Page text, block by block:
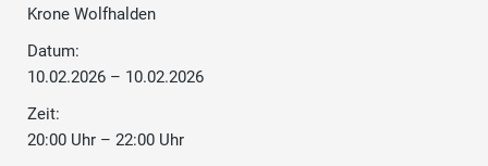
Krone Wolfhalden
Datum:
10.02.2026 – 10.02.2026
Zeit:
20:00 Uhr – 22:00 Uhr